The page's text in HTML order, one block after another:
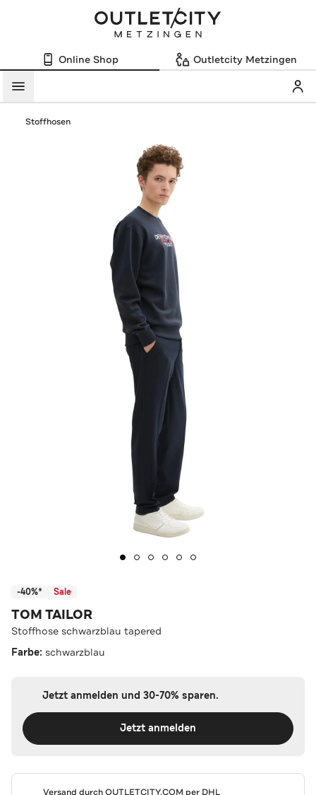
Online Shop Outletcity Metzingen
Menü
Stoffhosen
-40%* Sale
TOM TAILOR
Stoffhose schwarzblau tapered
Farbe: schwarzblau
Jetzt anmelden und 30-70% sparen.
Jetzt anmelden
Versand durchOUTLETCITY.COM per DHL